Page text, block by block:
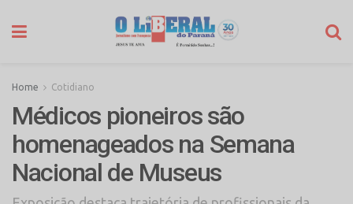
Home Cotidiano
Médicos pioneiros são
homenageados na Semana
Nacional de Museus